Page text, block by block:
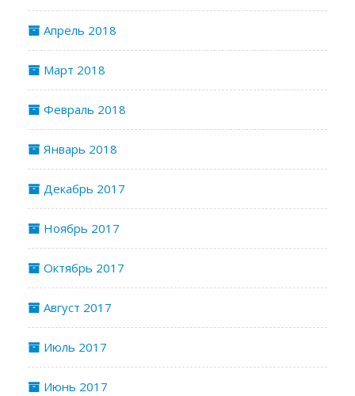
Апрель 2018
Март 2018
Февраль 2018
Январь 2018
Декабрь 2017
Ноябрь 2017
Октябрь 2017
Август 2017
Июль 2017
Июнь 2017